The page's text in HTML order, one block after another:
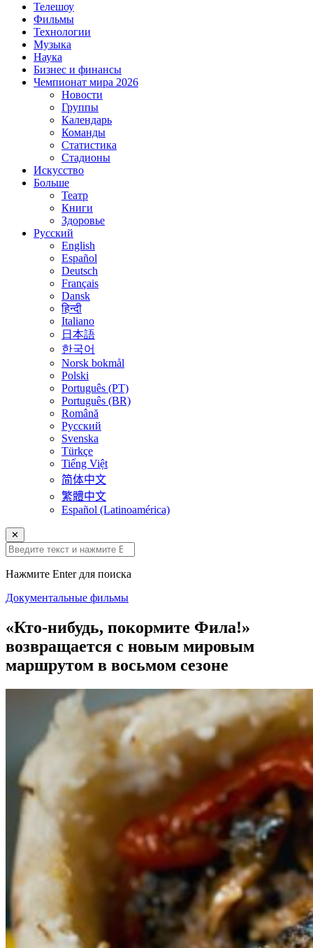
Телешоу
Фильмы
Технологии
Музыка
Наука
Бизнес и финансы
Чемпионат мира 2026
Новости
Группы
Календарь
Команды
Статистика
Стадионы
Искусство
Больше
Театр
Книги
Здоровье
Русский
English
Español
Deutsch
Français
Dansk
हिन्दी
Italiano
日本語
한국어
Norsk bokmål
Polski
Português (PT)
Português (BR)
Română
Русский
Svenska
Türkçe
Tiếng Việt
简体中文
繁體中文
Español (Latinoamérica)
✕
Нажмите Enter для поиска
Документальные фильмы
«Кто-нибудь, покормите Фила!»
возвращается с новым мировым
маршрутом в восьмом сезоне